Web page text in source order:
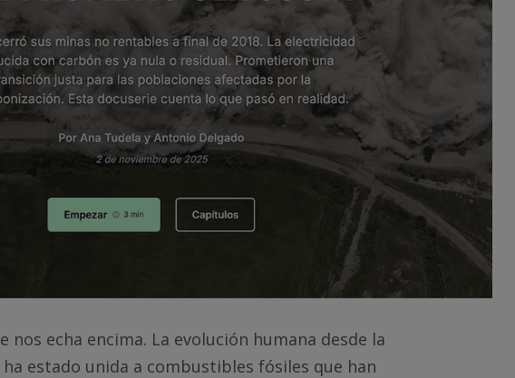
nos echa encima. La evolución humana desde la
estado unida a combustibles fósiles que han